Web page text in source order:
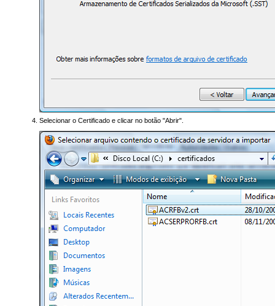
Selecionar o Certificado e clicar no botão "Abrir".